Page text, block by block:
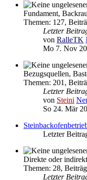
Fundament,
Themen: 127,
Letzter
von RalleTK
Mo 7. Nov
Bezugsquellen,
Themen: 201 ,
Letzter
von Steini
So 24. Mär
Letzter
Direkte oder
Themen: 28,
Letzter